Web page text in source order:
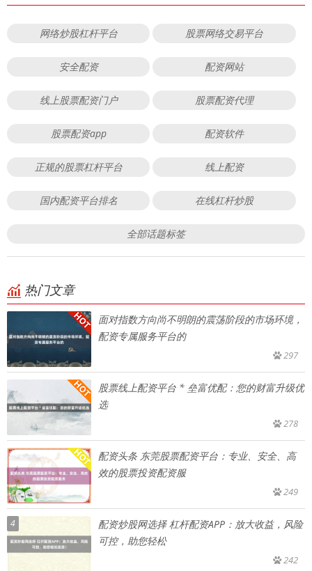
网络炒股杠杆平台 股票网络交易平台
安全配资 配资网站
线上股票配资门户 股票配资代理
股票配资app 配资软件
正规的股票杠杆平台 线上配资
国内配资平台排名 在线杠杆炒股
全部话题标签
热门文章
面对指数方向尚不明朗的震荡阶段的市场环境，
配资专属服务平台的
297
股票线上配资平台 * 垒富优配：您的财富升级优
选
278
配资头条 东莞股票配资平台：专业、安全、高
效的股票投资配资服
249
4
配资炒股网选择 杠杆配资APP：放大收益，风险
可控，助您轻松
242